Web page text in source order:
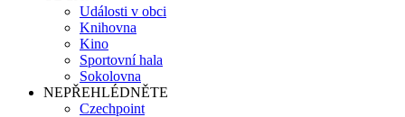
Události v obci
Knihovna
Kino
Sportovní hala
Sokolovna
NEPŘEHLÉDNĚTE
Czechpoint